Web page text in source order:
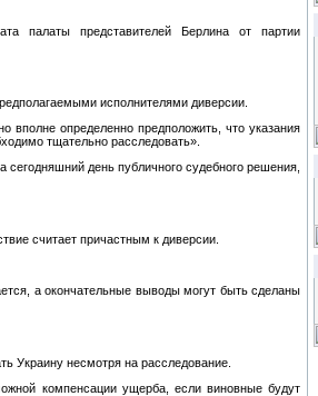
палаты представителей Берлина от партии
исполнителями диверсии.
определенно предположить, что указания
тщательно расследовать».
сегодняшний день публичного судебного решения,
считает причастным к диверсии.
а окончательные выводы могут быть сделаны
Украину несмотря на расследование.
компенсации ущерба, если виновные будут